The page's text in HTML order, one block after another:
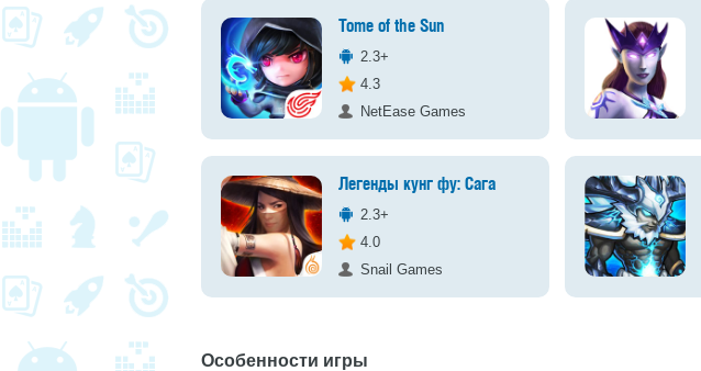
Tome of the Sun
2.3+
4.3
NetEase Games
Легенды кунг фу: Сага
2.3+
4.0
Snail Games
Особенности игры